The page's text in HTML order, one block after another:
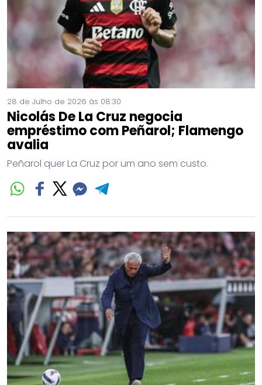
28 de Julho de 2026 às 08:30
Nicolás De La Cruz negocia
empréstimo com Peñarol; Flamengo
avalia
Peñarol quer La Cruz por um ano sem custo.